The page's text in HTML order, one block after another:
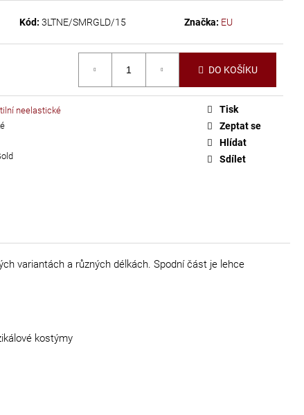
Kód: 3LTNE/SMRGLD/15 Značka: EU
DO KOŠÍKU
neelastické
Tisk
Zeptat se
Hlídat
Sdílet
variantách a různých délkách. Spodní část je lehce
kostýmy